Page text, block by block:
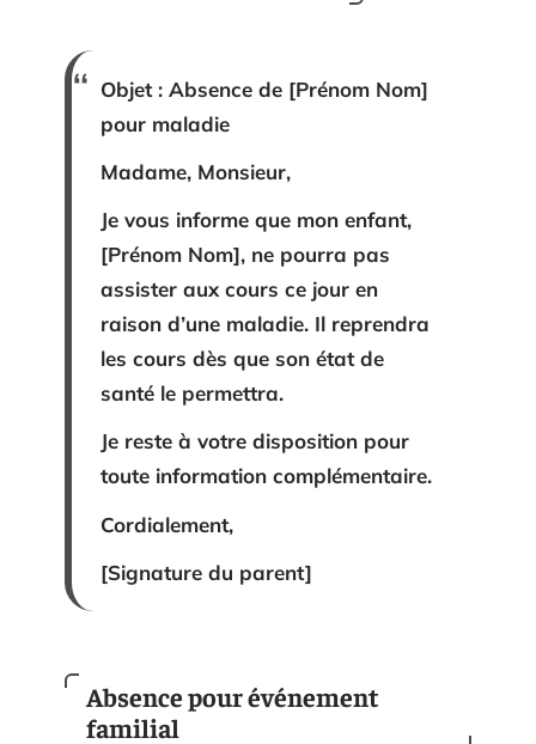
Objet : Absence de [Prénom Nom]
pour maladie
Madame, Monsieur,
Je vous informe que mon enfant,
[Prénom Nom], ne pourra pas
assister aux cours ce jour en
raison d’une maladie. Il reprendra
les cours dès que son état de
santé le permettra.
Je reste à votre disposition pour
toute information complémentaire.
Cordialement,
[Signature du parent]
Absence pour événement
familial